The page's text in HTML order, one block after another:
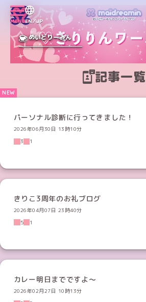
MENUEN／JP
めいどりーみん
記事一覧
パーソナル診断に行ってきました！
2026年06月30日 13時10分
3
1
きりこ3周年のお礼ブログ
2026年04月07日 23時40分
5
1
カレー明日までですよ〜
2026年02月27日 10時13分